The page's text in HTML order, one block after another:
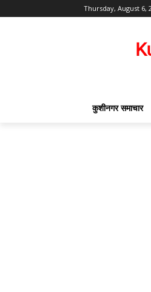
Thursday, August 6,
कुशीनगर समाचार